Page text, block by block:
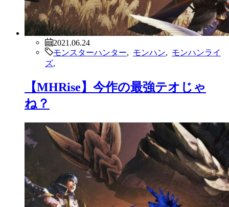
2021.06.24
モンスターハンター
モンハン
モンハンライ
ズ
【MHRise】今作の最強テオじゃ
ね？